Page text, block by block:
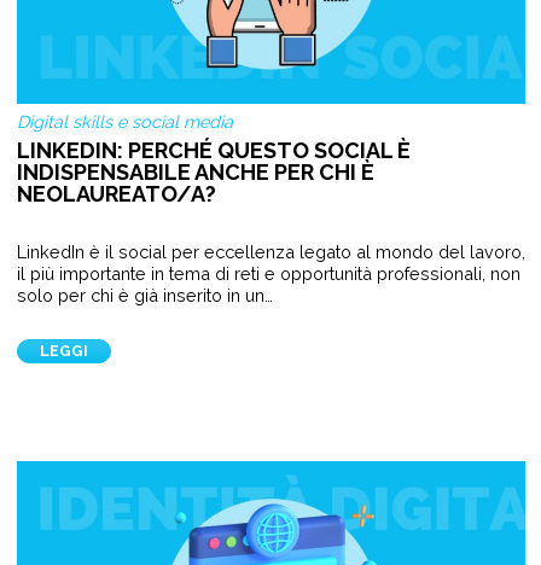
Digital skills e social media
LINKEDIN: PERCHÉ QUESTO SOCIAL È
INDISPENSABILE ANCHE PER CHI È
NEOLAUREATO/A?
LinkedIn è il social per eccellenza legato al mondo del lavoro,
il più importante in tema di reti e opportunità professionali, non
solo per chi è già inserito in un…
LEGGI